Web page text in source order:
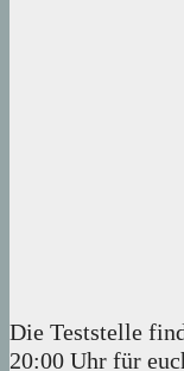
Die Teststelle
20:00 Uhr für